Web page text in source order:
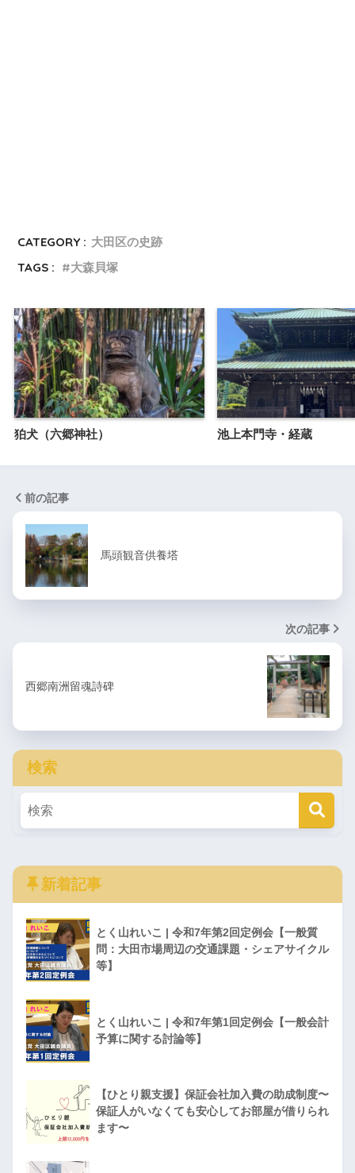
CATEGORY : 大田区の史跡
TAGS :
大森貝塚
狛犬（六郷神社） 池上本門寺・経蔵
前の記事
馬頭観音供養塔
次の記事
西郷南洲留魂詩碑
検索
新着記事
とく山れいこ | 令和7年第2回定例会【一般質
問：大田市場周辺の交通課題・シェアサイクル
等】
とく山れいこ | 令和7年第1回定例会【一般会計
予算に関する討論等】
【ひとり親支援】保証会社加入費の助成制度〜
保証人がいなくても安心してお部屋が借りられ
ます〜